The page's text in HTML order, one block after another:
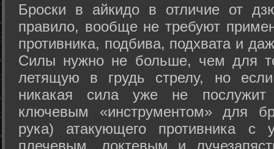
Броски в айкидо в отличие от
правило, вообще не требуют
противника, подбива, подхвата и
Силы нужно не больше, чем для
летящую в грудь стрелу, но
никакая сила уже не
ключевым «инструментом» для
рука) атакующего противника с
плечевым, локтевым и